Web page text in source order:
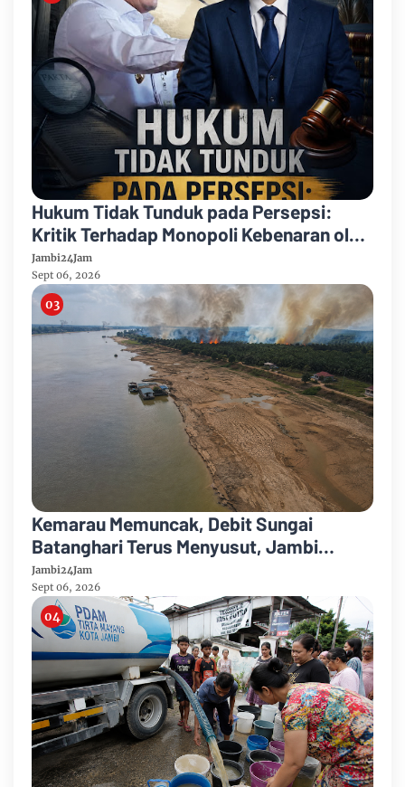
Hukum Tidak Tunduk pada Persepsi:
Kritik Terhadap Monopoli Kebenaran oleh
Media dan Aktivis
Jambi24Jam
Sept 06, 2026
Kemarau Memuncak, Debit Sungai
Batanghari Terus Menyusut, Jambi
Hadapi Ancaman Krisis Air Bersih dan
Karhutla
Jambi24Jam
Sept 06, 2026